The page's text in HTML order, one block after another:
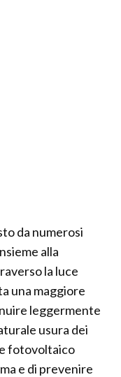
da numerosi
alla
la luce
una maggiore
leggermente
usura dei
fotovoltaico
e di prevenire